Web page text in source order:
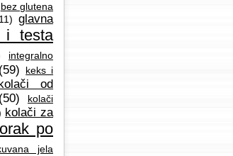
bez glutena
glavna
i testa
integralno
(59)
keks i
od
(50)
kolači
kolači za
po
jela